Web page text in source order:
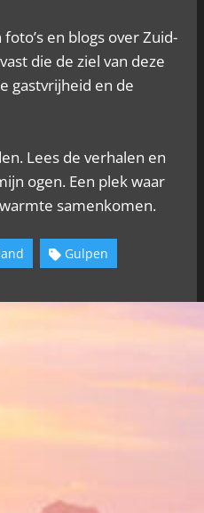
en blogs over Zuid-
die de ziel van deze
gastvrijheid en de
Lees de verhalen en
ogen. Een plek waar
samenkomen.
Gulpen